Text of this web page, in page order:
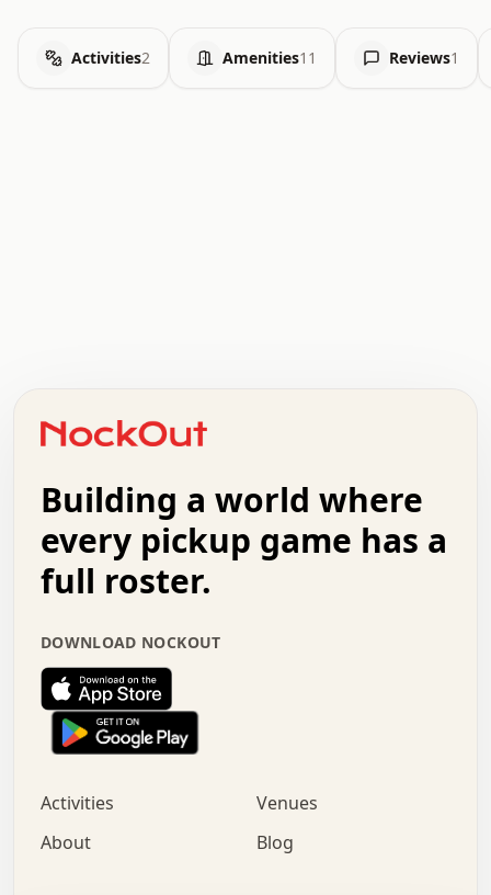
Activities2 Amenities11 Reviews1
+   .   .   .   .   .   .   .   .   .   +   .   .
.   .   .   .   .   .   .   .   .   .   .   :   .
.   .   .   .   +   .   .   .   .   .   .   .   +
.   :   .   .   .   .   .   .   .   .   o   .   .
.   .   x   .   .   .   .   .   .   :   .   .   o
.   .   .   .   :   .   .   .   .   o   .   .   .
.   .   .   .   .   .   .   :   .   .   .   .   .
.   .   .   .   .   .   .   +   .   .   x   .   .
.   .   .   .   .   :   +   .   .   .   .   .   o
.   .   .   .   .   .   .   .   .   .   .   .   .
.   .   :   o   .   .   .   .   .   .   .   +   .
.   o   .   .   .   .   x   .   .   .   .   .   .
+   .   o   .   .   .   .   o   .   .   .   .
.   +   .   .   .   .   .   .   .   .   :   .   x
Building a world where
every pickup game has a
full roster.
DOWNLOAD NOCKOUT
Activities
Venues
About
Blog